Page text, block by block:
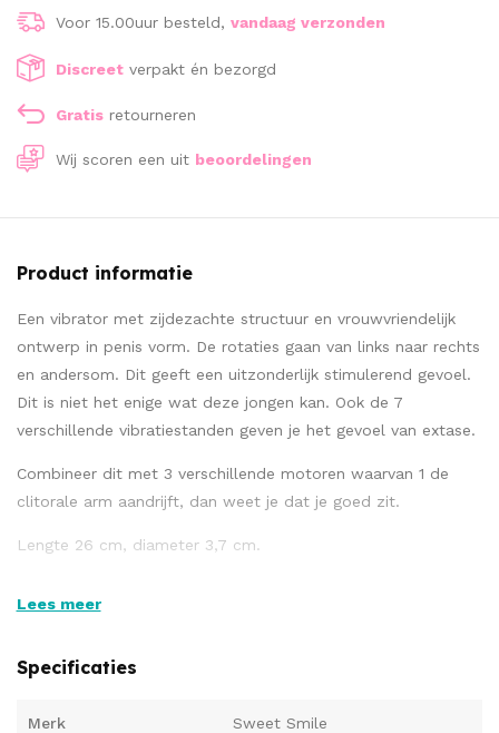
Voor 15.00uur besteld, vandaag verzonden
Discreet verpakt én bezorgd
Gratis retourneren
Wij scoren een uit beoordelingen
Product informatie
Een vibrator met zijdezachte structuur en vrouwvriendelijk
ontwerp in penis vorm. De rotaties gaan van links naar rechts
en andersom. Dit geeft een uitzonderlijk stimulerend gevoel.
Dit is niet het enige wat deze jongen kan. Ook de 7
verschillende vibratiestanden geven je het gevoel van extase.
Combineer dit met 3 verschillende motoren waarvan 1 de
clitorale arm aandrijft, dan weet je dat je goed zit.
Lengte 26 cm, diameter 3,7 cm.
Lees meer
Specificaties
Merk Sweet Smile